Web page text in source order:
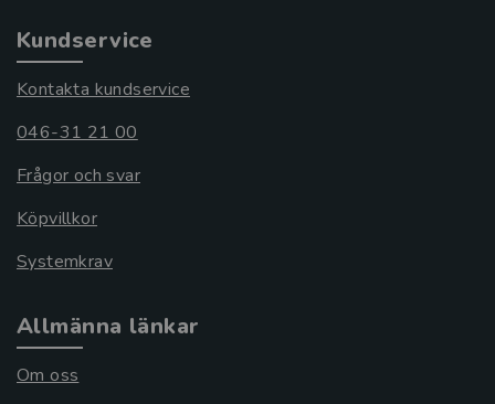
Kundservice
Kontakta kundservice
046-31 21 00
Frågor och svar
Köpvillkor
Systemkrav
Allmänna länkar
Om oss